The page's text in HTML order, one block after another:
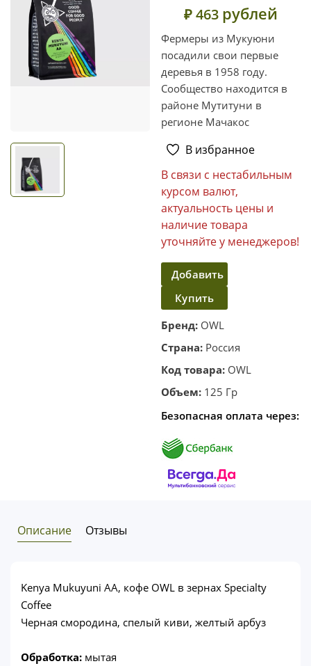
₽ 463 рублей
Фермеры из Мукуюни
посадили свои первые
деревья в 1958 году.
Сообщество находится в
районе Мутитуни в
регионе Мачакос
В избранное
В связи с нестабильным
курсом валют,
актуальность цены и
наличие товара
уточняйте у менеджеров!
Добавить
в
корзину
Купить
в один
клик
Бренд: OWL
Страна: Россия
Код товара: OWL
Объем: 125 Гр
Безопасная оплата через:
Описание Отзывы
Kenya Mukuyuni AA, кофе OWL в зернах Specialty
Coffee
Черная смородина, спелый киви, желтый арбуз
Обработка: мытая